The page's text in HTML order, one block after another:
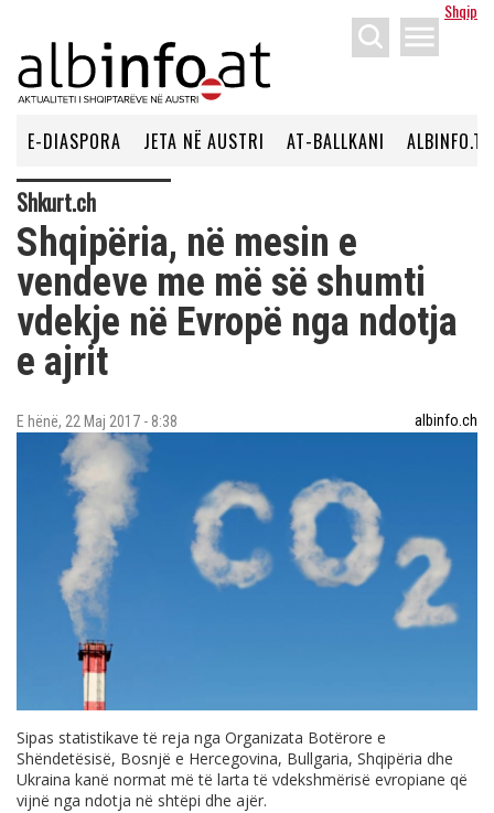
Shqip
menu
E-DIASPORA JETA NË AUSTRI AT-BALLKANI ALBINFO.TV
Shkurt.ch
Shqipëria, në mesin e
vendeve me më së shumti
vdekje në Evropë nga ndotja
e ajrit
E hënë, 22 Maj 2017 - 8:38 albinfo.ch
Sipas statistikave të reja nga Organizata Botërore e
Shëndetësisë, Bosnjë e Hercegovina, Bullgaria, Shqipëria dhe
Ukraina kanë normat më të larta të vdekshmërisë evropiane që
vijnë nga ndotja në shtëpi dhe ajër.